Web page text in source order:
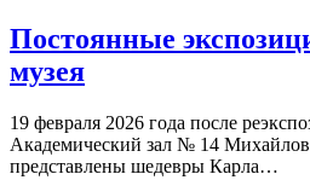
Постоянные
музея
19 февраля 2026 года после
Академический зал № 14
представлены шедевры Карла…